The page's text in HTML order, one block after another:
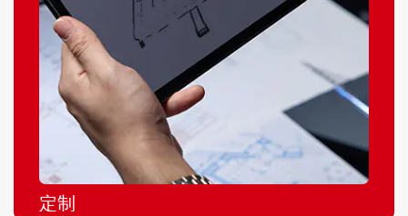
定制